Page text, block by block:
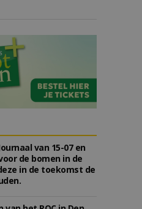
van 15-07 en
de bomen in de
in de toekomst de